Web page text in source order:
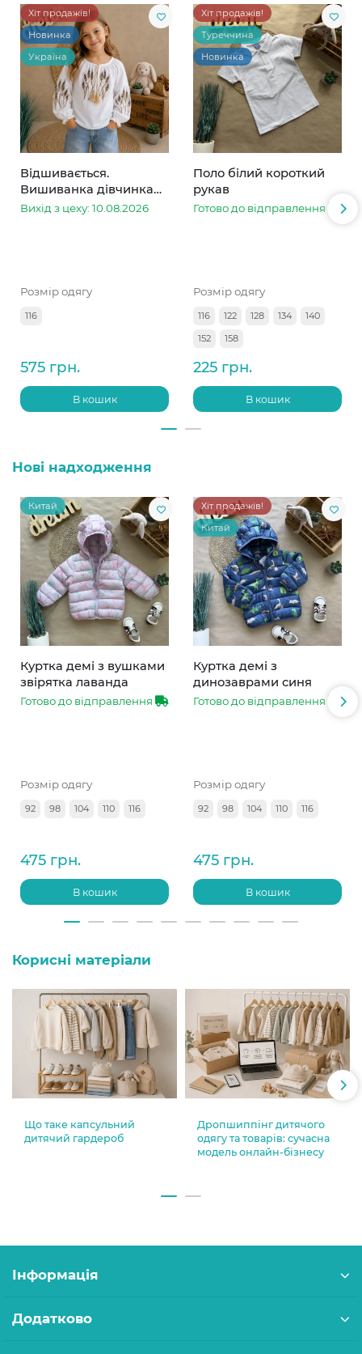
Хіт продажів!
Новинка
Україна
Відшивається.
Вишиванка дівчинка
колоски
Вихід з цеху: 10.08.2026
Розмір одягу
116
575 грн.
В кошик
Хіт продажів!
Туреччина
Новинка
Поло білий короткий
рукав
Готово до відправлення
Розмір одягу
116 122 128 134
140
152
158
225 грн.
В кошик
Нові надходження
Китай
Куртка демі з вушками
звірятка лаванда
Готово до відправлення
Розмір одягу
92 98 104 110 116
475 грн.
В кошик
Хіт продажів!
Китай
Куртка демі з
динозаврами синя
Готово до відправлення
Розмір одягу
92 98 104 110 116
475 грн.
В кошик
Корисні матеріали
Що таке капсульний
дитячий гардероб
Дропшиппінг дитячого
одягу та товарів: сучасна
модель онлайн-бізнесу
Інформація
Додатково